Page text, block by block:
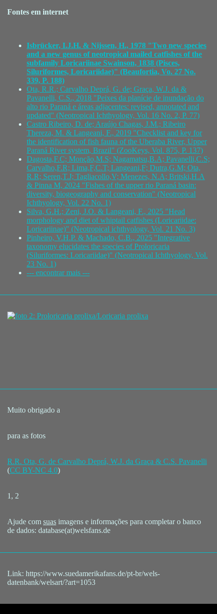
Fontes em internet
Isbrücker, I.J.H. & Nijssen, H., 1978 "Two new species
and a new genus of neotropical mailed catfishes of the
subfamily Loricariinae Swainson, 1838 (Pisces,
Siluriformes, Loricariidae)" (Beaufortia, Vo. 27 No.
339, P. 188)
Ota, R.R.; Carvalho Deprá, G. de; Graça, W.J. da &
Pavanelli, C.S., 2018 "Peixes da planície de inundação do
alto rio Paraná e áreas adjacentes: revised, annotated and
updated" (Neotropical Ichthyology, Vol. 16 No. 2, P. 77)
Castro Ribeiro, D. de; Araújo Chagas, J.M.; Ribeiro
Thereza, M. & Langeani, F., 2019 "Checklist and key for
the identification of fish fauna of the Uberaba River, Upper
Paraná River system, Brazil" (ZooKeys, Vol. 875, P. 137)
Dagosta,F.C; Monção,M.S; Nagamatsu,B.A; Pavanelli,C.S;
Carvalho,F.R; Lima,F,C.T; Langeani,F; Dutra,G.M; Ota,
R.R; Seren,T.J; Tagliacollo,V; Menezes, N.A; Britski,H.A
& Pinna M, 2024 "Fishes of the upper rio Paraná basin:
diversity, biogeography and conservation" (Neotropical
Ichthyology, Vol. 22 No. 1)
Silva, G.H.; Zeni, J.O. & Langeani, F., 2025 "Head
morphology and diet of whiptail catfishes (Loricariidae:
Loricariinae)" (Neotropical ichthyology, Vol. 21 No. 3)
Pinheiro, V.H.P. & Machado, C.B., 2025 "Integrative
taxonomy elucidates the species of Proloricaria
(Siluriformes: Loricariidae)" (Neotropical Ichthyology, Vol.
23 No. 1)
--- encontrar mais ---
Muito obrigado a
para as fotos
R.R. Ota, G. de Carvalho Deprá, W.J. da Graça & C.S. Pavanelli
(CC BY-NC 4.0)
1, 2
Ajude com suas imagens e informações para completar o banco
de dados: database(at)welsfans.de
Link: https://www.suedamerikafans.de/pt-br/wels-
datenbank/welsart/?art=1053